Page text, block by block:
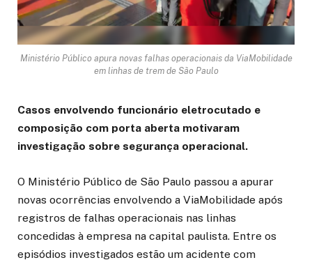
Ministério Público apura novas falhas operacionais da ViaMobilidade
em linhas de trem de São Paulo
Casos envolvendo funcionário eletrocutado e
composição com porta aberta motivaram
investigação sobre segurança operacional.
O Ministério Público de São Paulo passou a apurar
novas ocorrências envolvendo a ViaMobilidade após
registros de falhas operacionais nas linhas
concedidas à empresa na capital paulista. Entre os
episódios investigados estão um acidente com